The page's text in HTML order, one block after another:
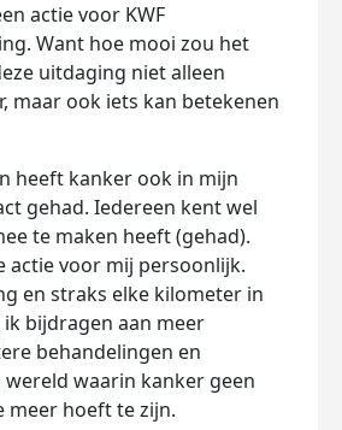
actie voor KWF
Want hoe mooi zou het
uitdaging niet alleen
maar ook iets kan betekenen
heeft kanker ook in mijn
gehad. Iedereen kent wel
te maken heeft (gehad).
actie voor mij persoonlijk.
en straks elke kilometer in
bijdragen aan meer
behandelingen en
waarin kanker geen
meer hoeft te zijn.